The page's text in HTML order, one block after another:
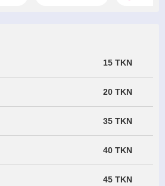
15 TKN
20 TKN
35 TKN
40 TKN
45 TKN